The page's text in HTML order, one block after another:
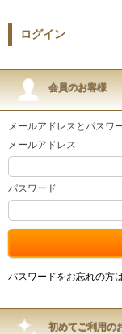
ログイン
会員のお客様
メールアドレスとパスワ
メールアドレス
パスワード
パスワードをお忘れの方
初めてご利用の